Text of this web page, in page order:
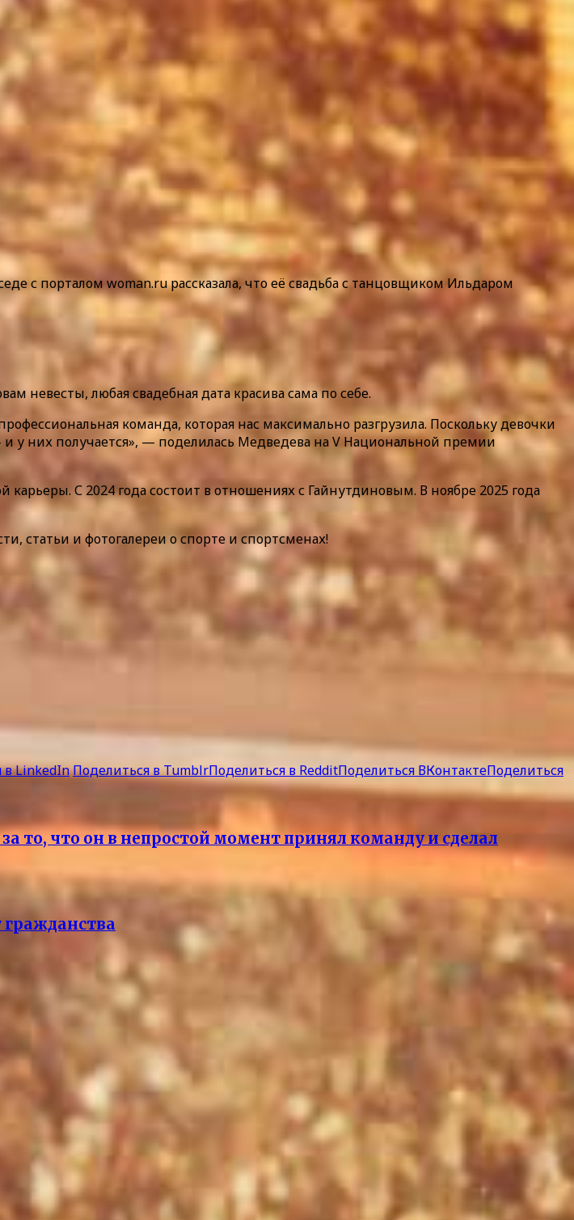
с порталом woman.ru рассказала, что её свадьба с танцовщиком Ильдаром
невесты, любая свадебная дата красива сама по себе.
команда, которая нас максимально разгрузила. Поскольку девочки
у них получается», — поделилась Медведева на V Национальной премии
С 2024 года состоит в отношениях с Гайнутдиновым. В ноябре 2025 года
статьи и фотогалереи о спорте и спортсменах!
в LinkedInПоделиться в TumblrПоделиться в RedditПоделиться ВКонтактеПоделиться
то, что он в непростой момент принял команду и сделал